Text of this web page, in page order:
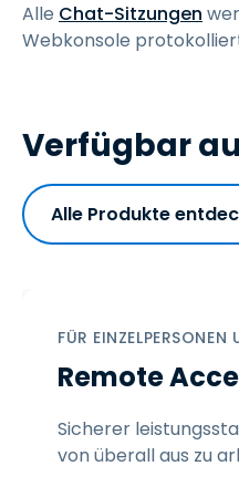
Alle Chat-Sitzungen
Webkonsole
Verfügbar
Alle Produkte
FÜR EINZELPERSONEN
Remote
Sicherer
von überall aus zu